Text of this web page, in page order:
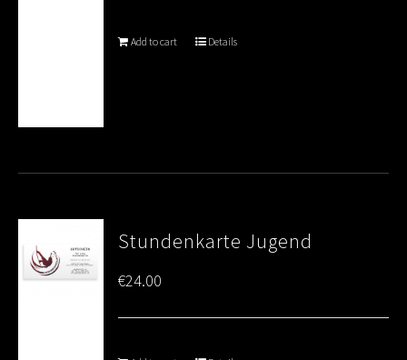
Add to cart Details
Stundenkarte Jugend
€24.00